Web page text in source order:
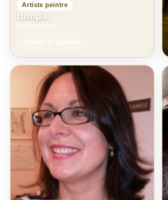
Artiste peintre
tumpa
Switzerland